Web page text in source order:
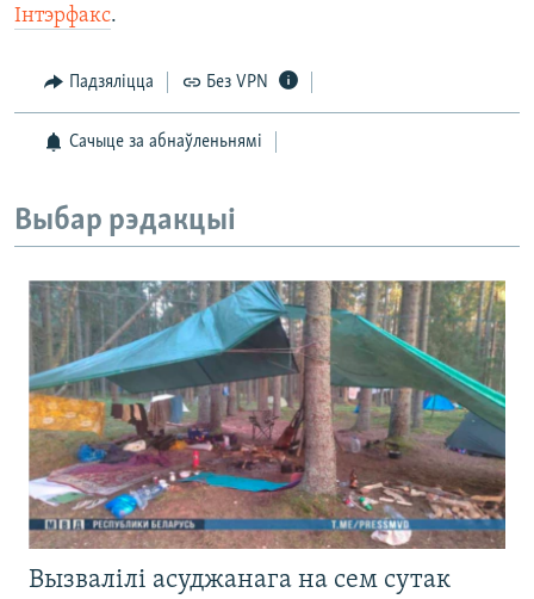
Інтэрфакс.
Падзяліцца Без VPN
Сачыце за абнаўленьнямі
Выбар рэдакцыі
Вызвалілі асуджанага на сем сутак